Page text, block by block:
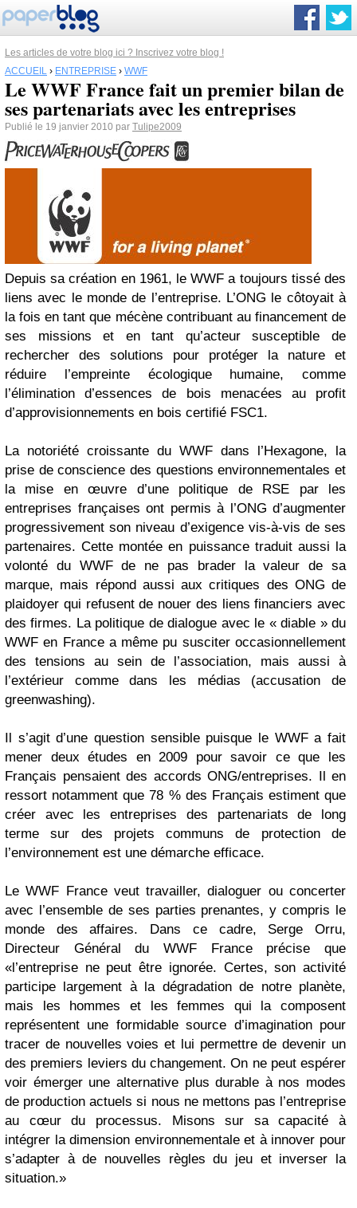
Les articles de votre blog ici ? Inscrivez votre blog !
ACCUEIL › ENTREPRISE › WWF
Le WWF France fait un premier bilan de
ses partenariats avec les entreprises
Publié le 19 janvier 2010 par Tulipe2009
Depuis sa création en 1961, le WWF a toujours tissé des
liens avec le monde de l’entreprise. L’ONG le côtoyait à
la fois en tant que mécène contribuant au financement de
ses missions et en tant qu’acteur susceptible de
rechercher des solutions pour protéger la nature et
réduire l’empreinte écologique humaine, comme
l’élimination d’essences de bois menacées au profit
d’approvisionnements en bois certifié FSC1.
La notoriété croissante du WWF dans l’Hexagone, la
prise de conscience des questions environnementales et
la mise en œuvre d’une politique de RSE par les
entreprises françaises ont permis à l’ONG d’augmenter
progressivement son niveau d’exigence vis-à-vis de ses
partenaires. Cette montée en puissance traduit aussi la
volonté du WWF de ne pas brader la valeur de sa
marque, mais répond aussi aux critiques des ONG de
plaidoyer qui refusent de nouer des liens financiers avec
des firmes. La politique de dialogue avec le «diable » du
WWF en France a même pu susciter occasionnellement
des tensions au sein de l’association, mais aussi à
l’extérieur comme dans les médias (accusation de
greenwashing).
Il s’agit d’une question sensible puisque le WWF a fait
mener deux études en 2009 pour savoir ce que les
Français pensaient des accords ONG/entreprises. Il en
ressort notamment que 78 % des Français estiment que
créer avec les entreprises des partenariats de long
terme sur des projets communs de protection de
l’environnement est une démarche efficace.
Le WWF France veut travailler, dialoguer ou concerter
avec l’ensemble de ses parties prenantes, y compris le
monde des affaires. Dans ce cadre, Serge Orru,
Directeur Général du WWF France précise que
«l’entreprise ne peut être ignorée. Certes, son activité
participe largement à la dégradation de notre planète,
mais les hommes et les femmes qui la composent
représentent une formidable source d’imagination pour
tracer de nouvelles voies et lui permettre de devenir un
des premiers leviers du changement. On ne peut espérer
voir émerger une alternative plus durable à nos modes
de production actuels si nous ne mettons pas l’entreprise
au cœur du processus. Misons sur sa capacité à
intégrer la dimension environnementale et à innover pour
s’adapter à de nouvelles règles du jeu et inverser la
situation.»